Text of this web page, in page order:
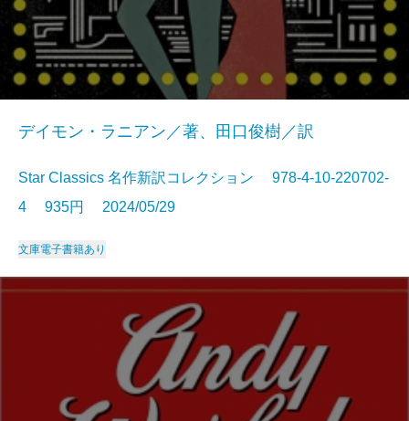
デイモン・ラニアン／著、田口俊樹／訳
Star Classics 名作新訳コレクション 978-4-10-220702-
4 935円 2024/05/29
文庫電子書籍あり